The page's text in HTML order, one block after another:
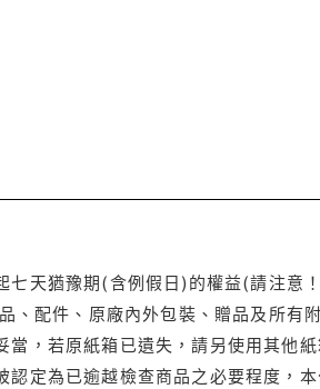
天猶豫期(含例假日)的權益(請注意
配件、原廠內外包裝、贈品及所有
，若原紙箱已遺失，請另使用其他
認定為已逾越檢查商品之必要程度，